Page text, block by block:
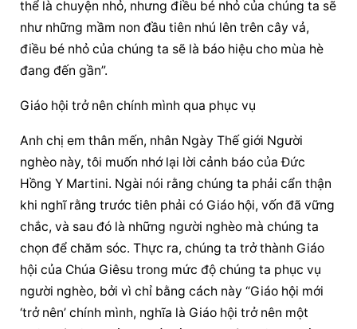
thể là chuyện nhỏ, nhưng điều bé nhỏ của chúng ta sẽ
như những mầm non đầu tiên nhú lên trên cây vả,
điều bé nhỏ của chúng ta sẽ là báo hiệu cho mùa hè
đang đến gần”.
Giáo hội trở nên chính mình qua phục vụ
Anh chị em thân mến, nhân Ngày Thế giới Người
nghèo này, tôi muốn nhớ lại lời cảnh báo của Đức
Hồng Y Martini. Ngài nói rằng chúng ta phải cẩn thận
khi nghĩ rằng trước tiên phải có Giáo hội, vốn đã vững
chắc, và sau đó là những người nghèo mà chúng ta
chọn để chăm sóc. Thực ra, chúng ta trở thành Giáo
hội của Chúa Giêsu trong mức độ chúng ta phục vụ
người nghèo, bởi vì chỉ bằng cách này “Giáo hội mới
‘trở nên’ chính mình, nghĩa là Giáo hội trở nên một